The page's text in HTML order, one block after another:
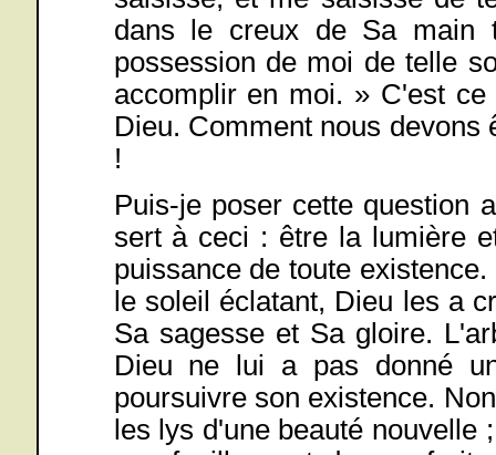
dans le creux de Sa main
possession de moi de telle
accomplir en moi. » C'est
Dieu. Comment nous devons
!
Puis-je poser cette question
sert à ceci : être la lumière
puissance de toute
le soleil éclatant, Dieu les a
Sa sagesse et Sa gloire.
Dieu ne lui a pas donné
poursuivre son existence.
les lys d'une beauté